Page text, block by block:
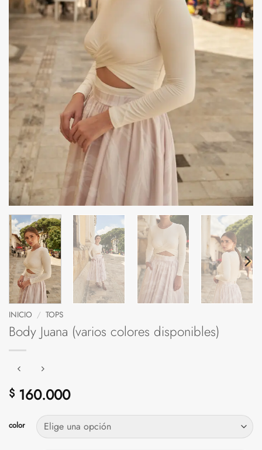
INICIO / TOPS
Body Juana (varios colores disponibles)
$ 160.000
color